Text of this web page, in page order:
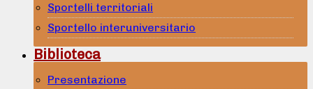
Sportelli territoriali
Sportello interuniversitario
Biblioteca
Presentazione